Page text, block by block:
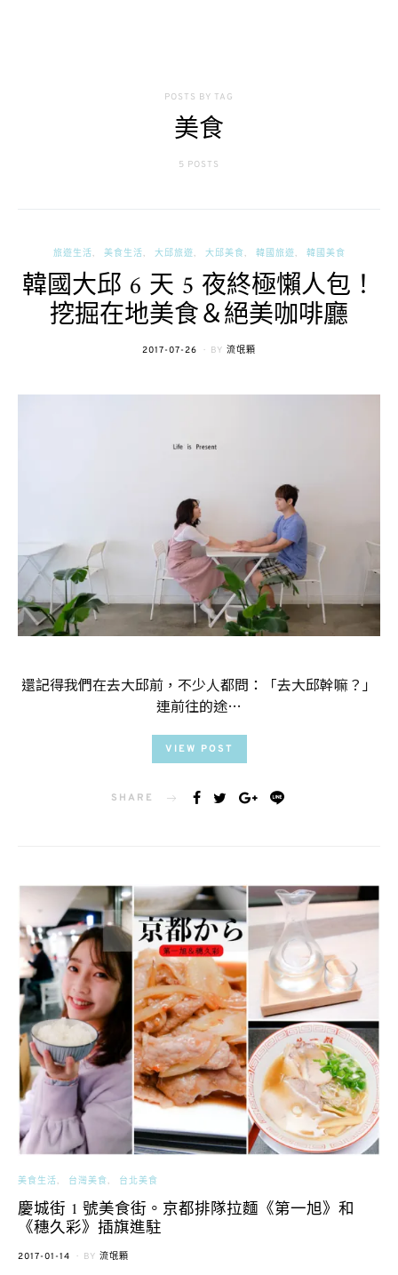
POSTS BY TAG
美食
5 POSTS
旅遊生活 美食生活 大邱旅遊 大邱美食 韓國旅遊 韓國美食
韓國大邱 6 天 5 夜終極懶人包！
挖掘在地美食＆絕美咖啡廳
POSTED
2017-07-26 BY 流氓顆
還記得我們在去大邱前，不少人都問：「去大邱幹嘛？」
連前往的途…
VIEW POST
SHARE
美食生活 台灣美食 台北美食
慶城街 1 號美食街。京都排隊拉麵《第一旭》和
《穗久彩》插旗進駐
POSTED
2017-01-14 BY 流氓顆